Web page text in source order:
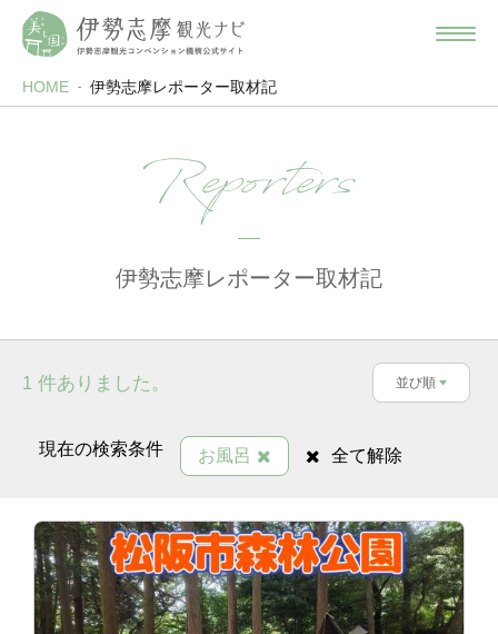
HOME 伊勢志摩レポーター取材記
Reporters
伊勢志摩レポーター取材記
1 件ありました。 並び順
現在の検索条件 お風呂 全て解除